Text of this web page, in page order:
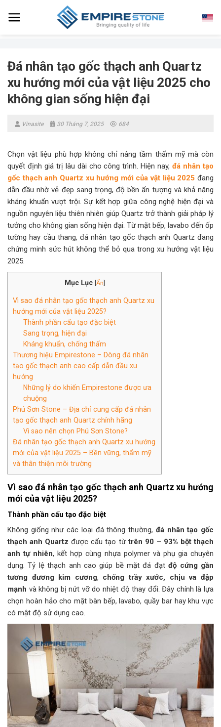
Đá nhân tạo gốc thạch anh Quartz
xu hướng mới của vật liệu 2025 cho
không gian sống hiện đại
Vinasite 30 Tháng 7, 2025 684
Chọn vật liệu phù hợp không chỉ nâng tầm thẩm mỹ mà còn
quyết định giá trị lâu dài cho công trình. Hiện nay,đá nhân tạo
gốc thạch anh Quartz xu hướng mới của vật liệu 2025 đang
dẫn đầu nhờ vẻ đẹp sang trọng, độ bền ấn tượng và khả năng
kháng khuẩn vượt trội. Sự kết hợp giữa công nghệ hiện đại và
nguồn nguyên liệu thiên nhiên giúp Quartz trở thành giải pháp lý
tưởng cho không gian sống hiện đại. Từ mặt bếp, lavabo đến ốp
tường hay cầu thang, đá nhân tạo gốc thạch anh Quartz đang
chứng minh sức hút không thể bỏ qua trong xu hướng vật liệu
2025.
Mục Lục [Ẩn]
Vì sao đá nhân tạo gốc thạch anh Quartz xu
hướng mới của vật liệu 2025?
Thành phần cấu tạo đặc biệt
Sang trọng, hiện đại
Kháng khuẩn, chống thấm
Thương hiệu Empirestone – Dòng đá nhân
tạo gốc thạch anh cao cấp dẫn đầu xu
hướng
Những lý do khiến Empirestone được ưa
chuộng
Phú Sơn Stone – Địa chỉ cung cấp đá nhân
tạo gốc thạch anh Quartz chính hãng
Vì sao nên chọn Phú Sơn Stone?
Đá nhân tạo gốc thạch anh Quartz xu hướng
mới của vật liệu 2025 – Bền vững, thẩm mỹ
và thân thiện môi trường
Vì sao đá nhân tạo gốc thạch anh Quartz xu hướng
mới của vật liệu 2025?
Thành phần cấu tạo đặc biệt
Không giống như các loại đá thông thường, đá nhân tạo gốc
thạch anh Quartz được cấu tạo từtrên 90 – 93% bột thạch
anh tự nhiên, kết hợp cùng nhựa polymer và phụ gia chuyên
dụng. Tỷ lệ thạch anh cao giúp bề mặt đá đạtđộ cứng gần
tương đương kim cương, chống trầy xước, chịu va đập
mạnh và không bị nứt vỡ do nhiệt độ thay đổi. Đây chính là lựa
chọn hoàn hảo cho mặt bàn bếp, lavabo, quầy bar hay khu vực
có mật độ sử dụng cao.